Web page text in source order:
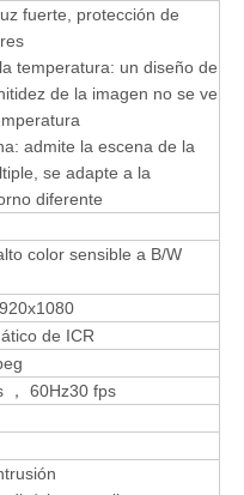
fuerte, protección de
temperatura: un diseño de
de la imagen no se ve
admite la escena de la
se adapte a la
diferente
color sensible a B/W
de ICR
， 60Hz30 fps